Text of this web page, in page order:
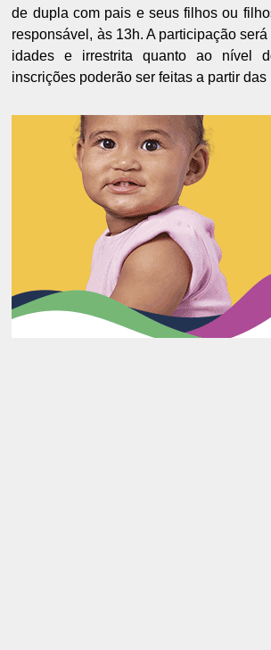
de dupla com pais e seus filhos ou
responsável, às 13h. A participação
idades e irrestrita quanto ao nível
inscrições poderão ser feitas a partir das